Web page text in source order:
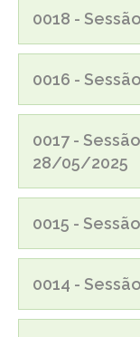
0018 -
0016 -
0017 -
28/05/2025
0015 -
0014 -